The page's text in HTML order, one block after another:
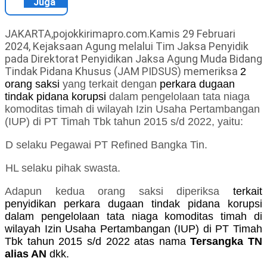
JAKARTA,pojokkirimapro.com.Kamis 29 Februari
2024, Kejaksaan Agung melalui Tim Jaksa Penyidik
pada Direktorat Penyidikan Jaksa Agung Muda Bidang
Tindak Pidana Khusus (JAM PIDSUS) memeriksa 2
orang saksi yang terkait dengan perkara dugaan
tindak pidana korupsi dalam pengelolaan tata niaga
komoditas timah di wilayah Izin Usaha Pertambangan
(IUP) di PT Timah Tbk tahun 2015 s/d 2022, yaitu:
D selaku Pegawai PT Refined Bangka Tin.
HL selaku pihak swasta.
Adapun kedua orang saksi diperiksa terkait
penyidikan perkara dugaan tindak pidana korupsi
dalam pengelolaan tata niaga komoditas timah di
wilayah Izin Usaha Pertambangan (IUP) di PT Timah
Tbk tahun 2015 s/d 2022 atas namaTersangka TN
alias AN dkk.